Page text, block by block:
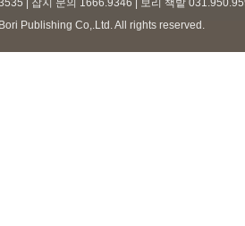
| 잡지 문의 1666.9346 | 보리 책밭
Publishing Co,.Ltd. All rights reserved.